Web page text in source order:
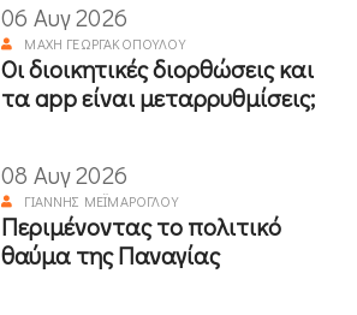
06 Αυγ 2026
ΜΆΧΗ ΓΕΩΡΓΑΚΟΠΟΎΛΟΥ
Οι διοικητικές διορθώσεις και
τα app είναι μεταρρυθμίσεις;
08 Αυγ 2026
ΓΙΆΝΝΗΣ ΜΕΪΜΆΡΟΓΛΟΥ
Περιμένοντας το πολιτικό
θαύμα της Παναγίας